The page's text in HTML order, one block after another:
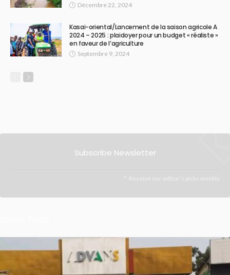
Décembre 22, 2024
Kasai-oriental/Lancement de la saison agricole A
2024 – 2025 : plaidoyer pour un budget « réaliste »
en faveur de l’agriculture
Septembre 9, 2024
Subscribe Newsletter
Receive our editor's picks weekly